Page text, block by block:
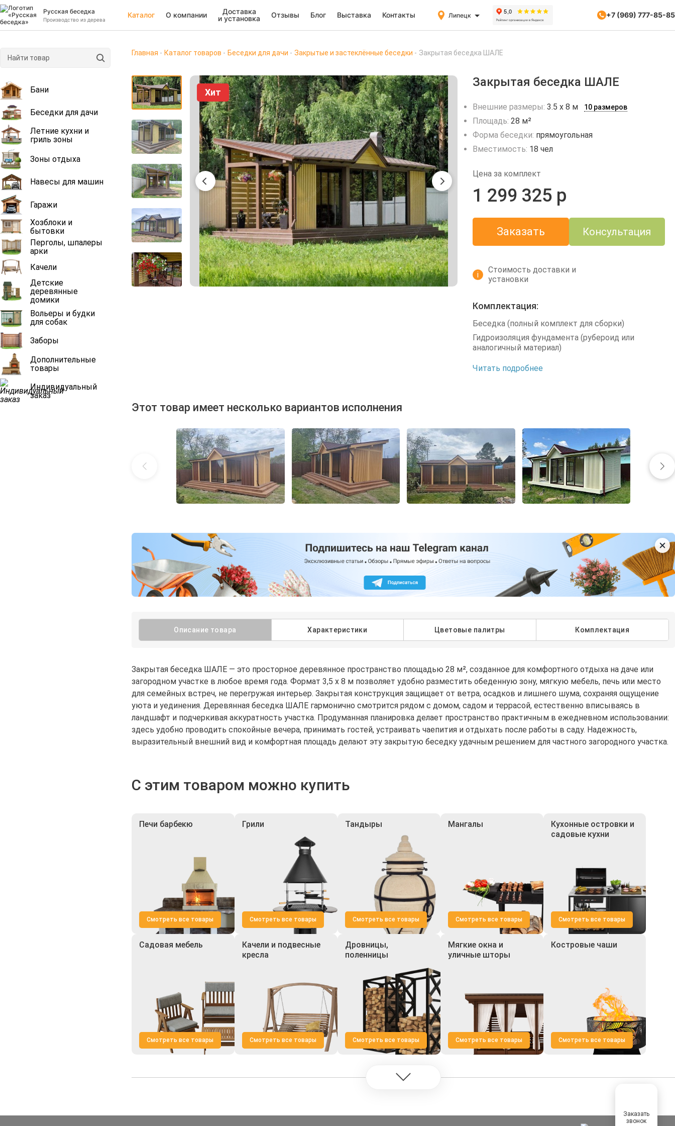
Русская беседка
Производство из дерева
Каталог О компании
Доставка
и установка
Отзывы Блог Выставка Контакты Липецк +7 (969) 777-85-85
Бани
Беседки для дачи
Летние кухни и
гриль зоны
Зоны отдыха
Навесы для машин
Гаражи
Хозблоки и
бытовки
Перголы, шпалеры
арки
Качели
Детские
деревянные
домики
Вольеры и будки
для собак
Заборы
Дополнительные
товары
Индивидуальный
заказ
Главная Каталог товаров Беседки для дачи Закрытые и застеклённые беседки Закрытая беседка ШАЛЕ
Хит
Закрытая беседка ШАЛЕ
Внешние размеры:3.5 х 8 м 10 размеров
Площадь:28 м²
Форма беседки: прямоугольная
Вместимость: 18 чел
Цена за комплект
1 299 325 р
Заказать Консультация
i
Стоимость доставки и
установки
Комплектация:
Беседка (полный комплект для сборки)
Гидроизоляция фундамента (рубероид или
аналогичный материал)
Читать подробнее
Этот товар имеет несколько вариантов исполнения
Описание товара Характеристики Цветовые палитры Комплектация
Закрытая беседка ШАЛЕ — это просторное деревянное пространство площадью 28 м², созданное для комфортного отдыха на даче или
загородном участке в любое время года. Формат 3,5 х 8 м позволяет удобно разместить обеденную зону, мягкую мебель, печь или место
для семейных встреч, не перегружая интерьер. Закрытая конструкция защищает от ветра, осадков и лишнего шума, сохраняя ощущение
уюта и уединения. Деревянная беседка ШАЛЕ гармонично смотрится рядом с домом, садом и террасой, естественно вписываясь в
ландшафт и подчеркивая аккуратность участка. Продуманная планировка делает пространство практичным в ежедневном использовании:
здесь удобно проводить спокойные вечера, принимать гостей, устраивать чаепития и отдыхать после работы в саду. Надежность,
выразительный внешний вид и комфортная площадь делают эту закрытую беседку удачным решением для частного загородного участка.
С этим товаром можно купить
Печи барбекю
Смотреть все товары
Грили
Смотреть все товары
Тандыры
Смотреть все товары
Мангалы
Смотреть все товары
Кухонные островки и
садовые кухни
Смотреть все товары
Садовая мебель
Смотреть все товары
Качели и подвесные
кресла
Смотреть все товары
Дровницы,
поленницы
Смотреть все товары
Мягкие окна и
уличные шторы
Смотреть все товары
Костровые чаши
Смотреть все товары
Заказать
звонок